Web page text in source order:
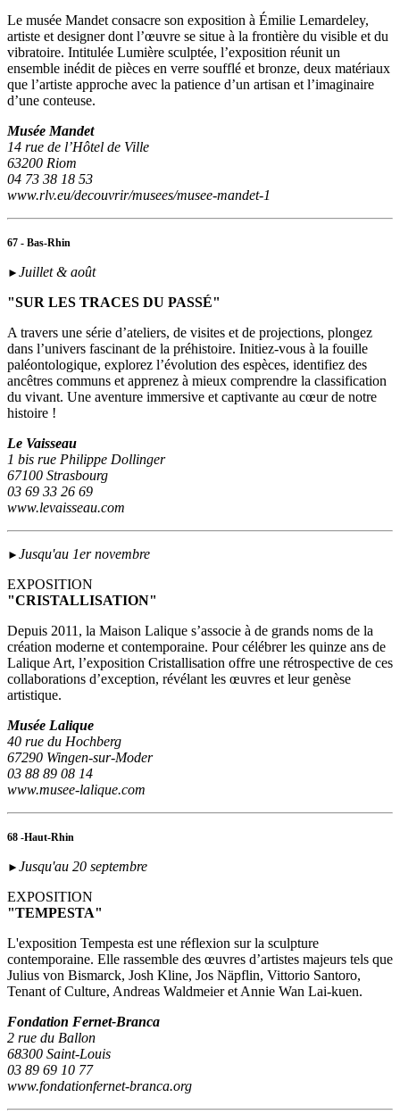
Le musée Mandet consacre son exposition à Émilie Lemardeley,
artiste et designer dont l’œuvre se situe à la frontière du visible et du
vibratoire. Intitulée Lumière sculptée, l’exposition réunit un
ensemble inédit de pièces en verre soufflé et bronze, deux matériaux
que l’artiste approche avec la patience d’un artisan et l’imaginaire
d’une conteuse.
Musée Mandet
14 rue de l’Hôtel de Ville
63200 Riom
04 73 38 18 53
www.rlv.eu/decouvrir/musees/musee-mandet-1
67 - Bas-Rhin
► Juillet & août
"SUR LES TRACES DU PASSÉ"
A travers une série d’ateliers, de visites et de projections, plongez
dans l’univers fascinant de la préhistoire. Initiez-vous à la fouille
paléontologique, explorez l’évolution des espèces, identifiez des
ancêtres communs et apprenez à mieux comprendre la classification
du vivant. Une aventure immersive et captivante au cœur de notre
histoire !
Le Vaisseau
1 bis rue Philippe Dollinger
67100 Strasbourg
03 69 33 26 69
www.levaisseau.com
► Jusqu'au 1er novembre
EXPOSITION
"CRISTALLISATION"
Depuis 2011, la Maison Lalique s’associe à de grands noms de la
création moderne et contemporaine. Pour célébrer les quinze ans de
Lalique Art, l’exposition Cristallisation offre une rétrospective de ces
collaborations d’exception, révélant les œuvres et leur genèse
artistique.
Musée Lalique
40 rue du Hochberg
67290 Wingen-sur-Moder
03 88 89 08 14
www.musee-lalique.com
68 -Haut-Rhin
► Jusqu'au 20 septembre
EXPOSITION
"TEMPESTA"
L'exposition Tempesta est une réflexion sur la sculpture
contemporaine. Elle rassemble des œuvres d’artistes majeurs tels que
Julius von Bismarck, Josh Kline, Jos Näpflin, Vittorio Santoro,
Tenant of Culture, Andreas Waldmeier et Annie Wan Lai-kuen.
Fondation Fernet-Branca
2 rue du Ballon
68300 Saint-Louis
03 89 69 10 77
www.fondationfernet-branca.org